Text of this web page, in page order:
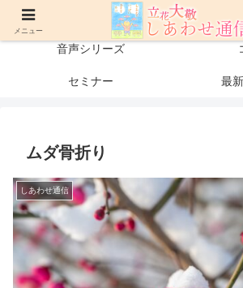
プロフィール
音声シリーズ
セミナー 最
ムダ骨折り
しあわせ通信
メニュー